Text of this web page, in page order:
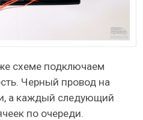
схеме подключаем
Черный провод на
а каждый следующий
по очереди.